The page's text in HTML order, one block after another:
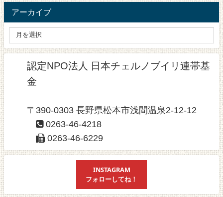
アーカイブ
認定NPO法人 日本チェルノブイリ連帯基
金
〒390-0303 長野県松本市浅間温泉2-12-12
0263-46-4218
0263-46-6229
INSTAGRAM
フォローしてね！